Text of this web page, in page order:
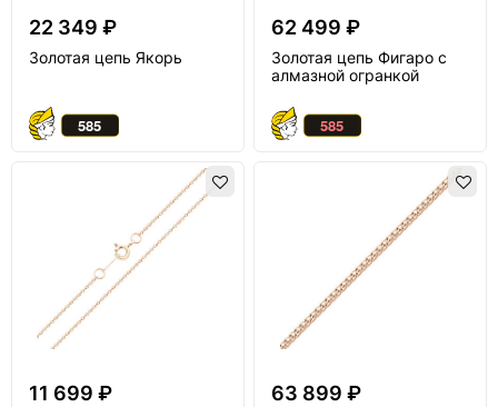
22 349 ₽
Золотая цепь Якорь
62 499 ₽
Золотая цепь Фигаро с
алмазной огранкой
11 699 ₽ 63 899 ₽